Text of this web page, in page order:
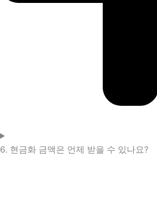
6. 현금화 금액은 언제 받을 수 있나요?